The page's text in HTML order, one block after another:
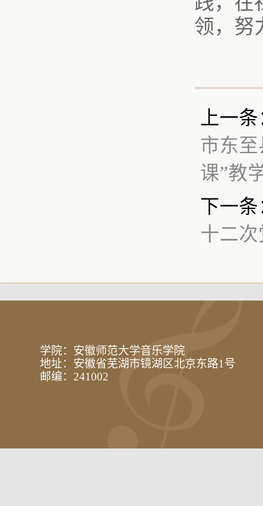
领，努
上一条
市东
课”教
下一条
十二
学院：安徽师范大学音乐学院
地址：安徽省芜湖市镜湖区北京东路1号
邮编：241002